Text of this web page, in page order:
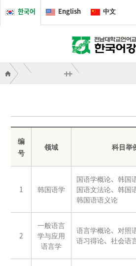
한국어 English 中文
编
号
领域 科目举
1 韩国语学
国语学概论、韩国
国语文法论、韩国
韩国语语义论
2
一般语言
学与应用
语言学
语言学概论、对照
语习得论、社会语